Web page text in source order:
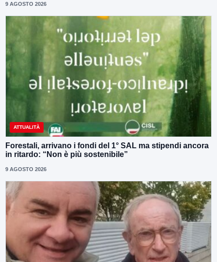
9 AGOSTO 2026
ATTUALITÀ
Forestali, arrivano i fondi del 1° SAL ma stipendi ancora
in ritardo: “Non è più sostenibile”
9 AGOSTO 2026